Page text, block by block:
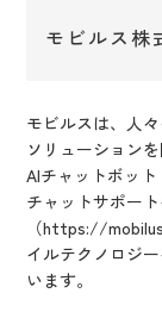
モビルス株
モビルスは、人
ソリューション
AIチャットボッ
チャットサポー
（https://
イルテクノロジ
います。